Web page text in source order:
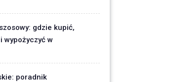
gdzie kupić,
wypożyczyć w
poradnik